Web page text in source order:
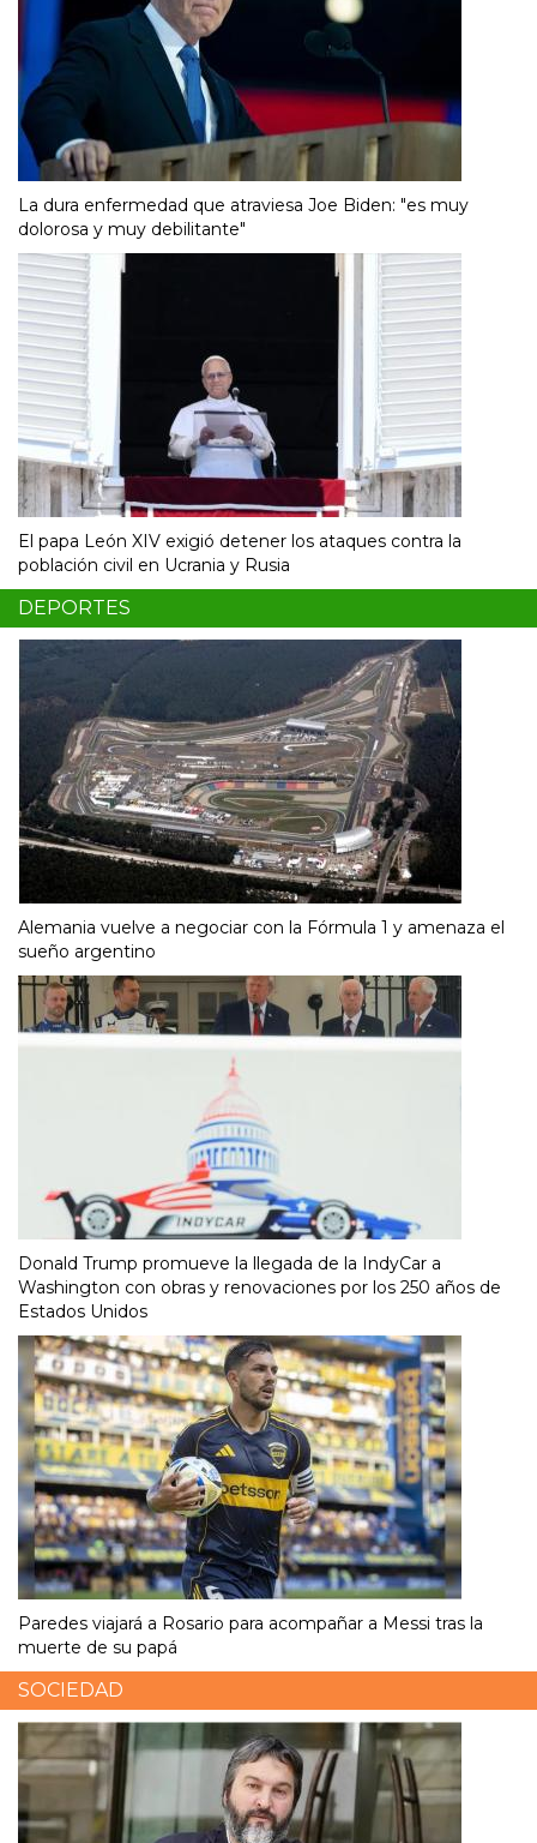
La dura enfermedad que atraviesa Joe Biden: "es muy
dolorosa y muy debilitante"
El papa León XIV exigió detener los ataques contra la
población civil en Ucrania y Rusia
DEPORTES
Alemania vuelve a negociar con la Fórmula 1 y amenaza el
sueño argentino
Donald Trump promueve la llegada de la IndyCar a
Washington con obras y renovaciones por los 250 años de
Estados Unidos
Paredes viajará a Rosario para acompañar a Messi tras la
muerte de su papá
SOCIEDAD